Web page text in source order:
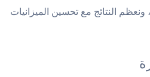
النتائج مع تحسين الميزانيات